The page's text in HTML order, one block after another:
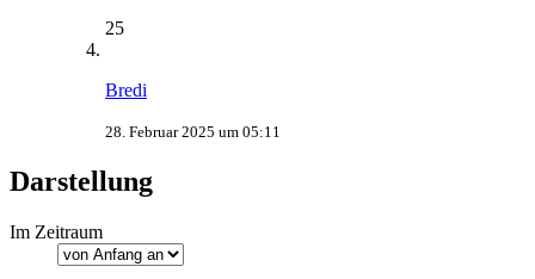
25
Bredi
28. Februar 2025 um 05:11
Darstellung
Im Zeitraum